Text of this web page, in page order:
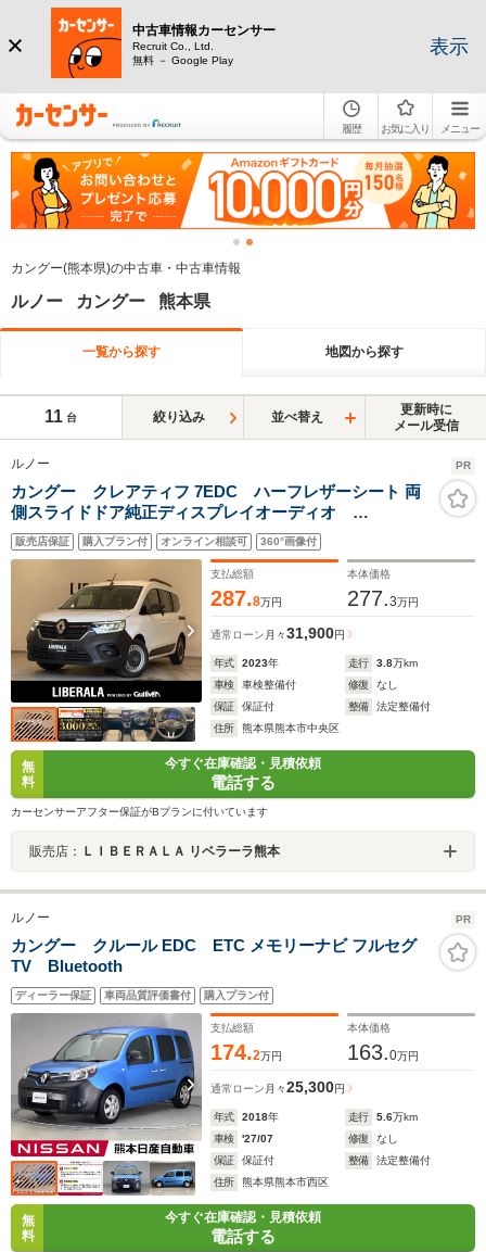
中古車情報カーセンサー
Recruit Co., Ltd.
無料 － Google Play
表示
履歴 お気に入り メニュー
カングー(熊本県)の中古車・中古車情報
ルノー カングー 熊本県
一覧から探す 地図から探す
11 台 絞り込み 並べ替え
更新時に
メール受信
ルノー PR
カングー クレアティフ 7EDC ハーフレザーシート 両
側スライドドア純正ディスプレイオーディオ
Bluetooth USB AppleCarPlay androidauto バック
カメラ 追従式クルーズコントロール パーキングアシ
スト BSM レーンキープアシスト
販売店保証 購入プラン付 オンライン相談可 360°画像付
支払総額
287.8万円
本体価格
277.3万円
通常ローン 月々31,900円
年式 2023年 走行 3.8万km
車検
車検整備付 修復
なし
保証
保証付 整備
法定整備付
住所
熊本県熊本市中央区
無
料
今すぐ在庫確認・見積依頼
電話する
カーセンサーアフター保証がBプランに付いています
販売店： ＬＩＢＥＲＡＬＡ リベラーラ熊本
ルノー PR
カングー クルール EDC ETC メモリーナビ フルセグ
TV Bluetooth
ディーラー保証 車両品質評価書付 購入プラン付
支払総額
174.2万円
本体価格
163.0万円
通常ローン 月々25,300円
年式 2018年 走行 5.6万km
車検
'27/07 修復
なし
保証
保証付 整備
法定整備付
住所
熊本県熊本市西区
無
料
今すぐ在庫確認・見積依頼
電話する